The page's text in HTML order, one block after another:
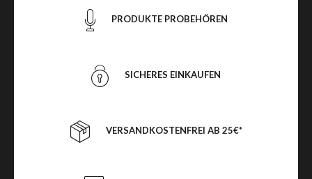
PRODUKTE PROBEHÖREN
SICHERES EINKAUFEN
VERSANDKOSTENFREI AB 25€*